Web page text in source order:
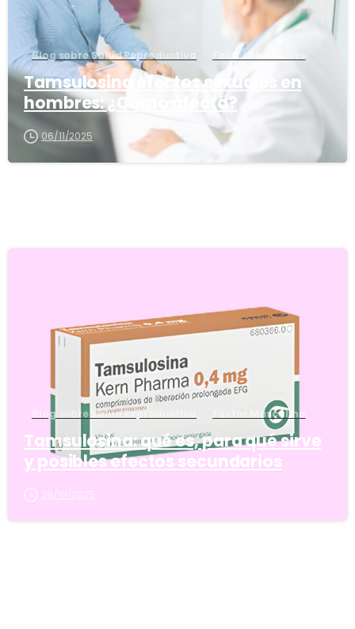
Blog sobre Salud Reproductiva Factor Masculino
Tamsulosina efectos sexuales en
hombres: ¿Cómo afecta?
06/11/2025
Blog sobre Salud Reproductiva Factor Masculino
Tamsulosina: qué es, para qué sirve
y posibles efectos secundarios
28/10/2025